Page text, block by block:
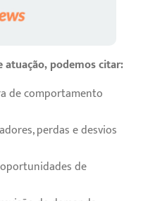
atuação, podemos citar:
de comportamento
perdas e desvios
de